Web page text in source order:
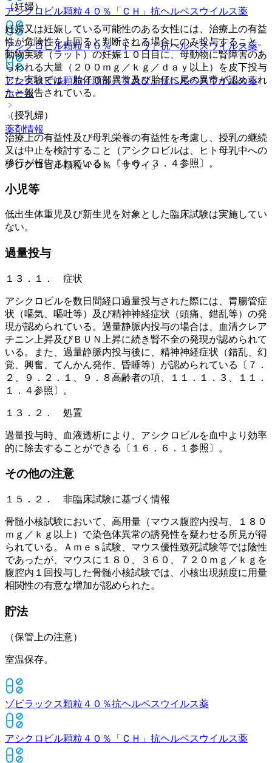
アシクロビル顆粒４０％「ＣＨ」 抗ヘルペスウイルス薬
アシクロビル顆粒４０％「トーワ」抗ヘルペスウイルス薬
アシクロビル顆粒４０％「タカタ」抗ヘルペスウイルス薬
ホーム
薬剤情報
アシクロビル顆粒４０％「サワイ」
（妊婦）
妊婦又は妊娠している可能性のある女性には、治療上の有益
性が危険性を上回ると判断される場合にのみ投与すること。
動物実験（ラット）の妊娠１０日目に、母動物に腎障害のあ
らわれる大量（２００ｍｇ／ｋｇ／ｄａｙ以上）を皮下投与
した実験では、胎仔頭部異常及び胎仔に尾の異常が認められ
たと報告されている。
（授乳婦）
治療上の有益性及び母乳栄養の有益性を考慮し、授乳の継続
又は中止を検討すること（アシクロビルは、ヒト母乳中への
移行が報告されている）〔１６．３．４参照〕。
小児等
低出生体重児及び新生児を対象とした臨床試験は実施してい
ない。
過量投与
１３．１． 症状
アシクロビルを数日間経口過量投与された際には、胃腸管症
状（嘔気、嘔吐等）及び精神神経症状（頭痛、錯乱等）の発
現が認められている。過量静脈内投与の場合は、血清クレア
チニン上昇及びＢＵＮ上昇に続き腎不全の発現が認められて
いる。また、過量静脈内投与後に、精神神経症状（錯乱、幻
覚、興奮、てんかん発作、昏睡等）が認められている〔７．
２、９．２．１、９．８高齢者の項、１１．１．３、１１．
１．４参照〕。
１３．２． 処置
過量投与時、血液透析により、アシクロビルを血中より効率
的に除去することができる〔１６．６．１参照〕。
その他の注意
１５．２． 非臨床試験に基づく情報
骨髄小核試験において、高用量（マウス腹腔内投与、１８０
ｍｇ／ｋｇ以上）で染色体異常の誘発性を疑わせる所見が得
られている。Ａｍｅｓ試験、マウス優性致死試験等では陰性
であったが、マウスに１８０、３６０、７２０ｍｇ／ｋｇを
腹腔内１回投与した骨髄小核試験では、小核出現頻度に用量
相関性の有意な増加が認められた。
貯法
（保管上の注意）
室温保存。
ゾビラックス顆粒４０％抗ヘルペスウイルス薬
アシクロビル顆粒４０％「ＣＨ」 抗ヘルペスウイルス薬